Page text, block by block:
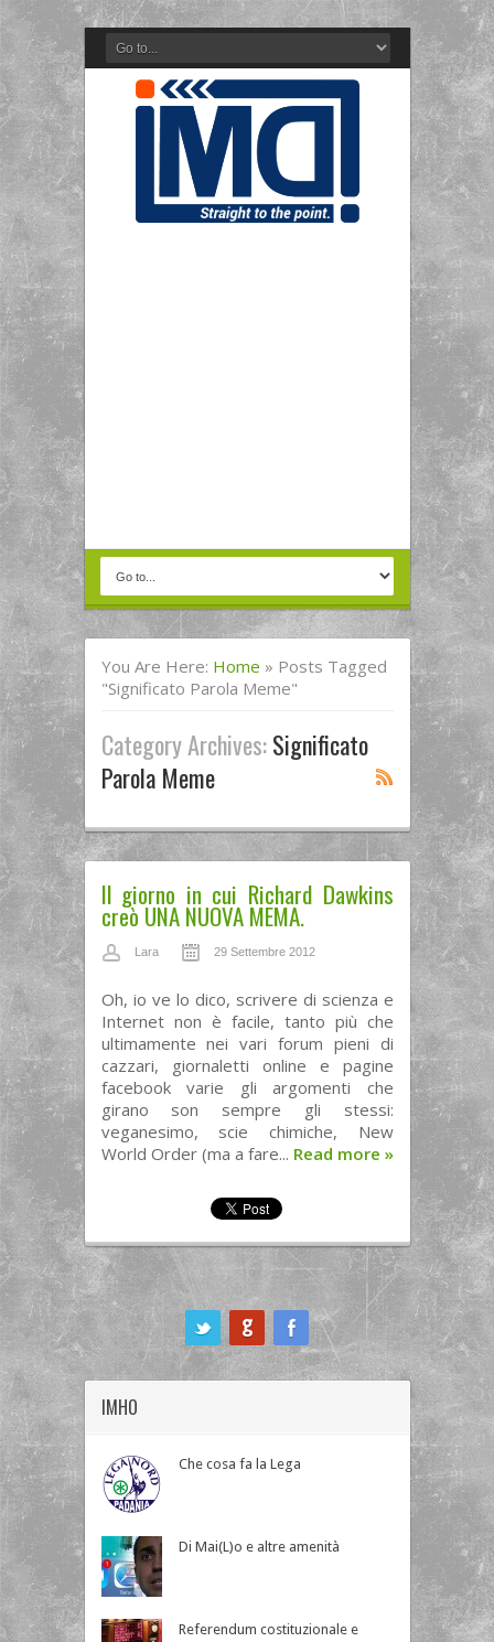
You Are Here: Home » Posts Tagged
"significato Parola Meme"
Category Archives:Significato
Parola Meme
Il giorno in cui Richard Dawkins
creò UNA NUOVA MEMA.
Lara 29 Settembre 2012
Oh, io ve lo dico, scrivere di scienza e
Internet non è facile, tanto più che
ultimamente nei vari forum pieni di
cazzari, giornaletti online e pagine
facebook varie gli argomenti che
girano son sempre gli stessi:
veganesimo, scie chimiche, New
World Order (ma a fare... Read more »
IMHO
Che cosa fa la Lega
Di Mai(L)o e altre amenità
Referendum costituzionale e